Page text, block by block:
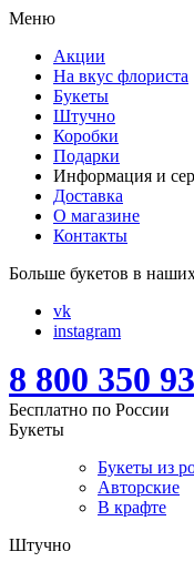
Меню
Акции
На вкус флориста
Букеты
Штучно
Коробки
Подарки
Информация и
Доставка
О магазине
Контакты
Больше букетов в
vk
instagram
8 800 350
Бесплатно по России
Букеты
Букеты из
Авторские
В крафте
Штучно